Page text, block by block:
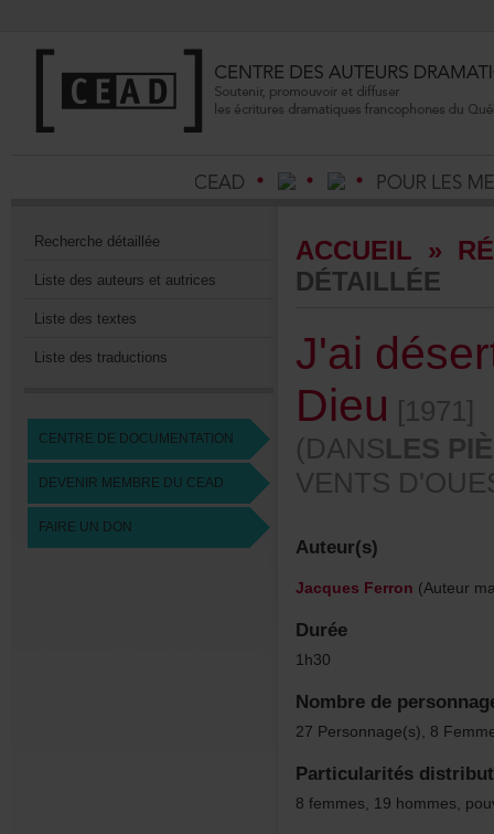
Recherchedétaillée
Listedesauteursetautrices
Listedestextes
Listedestraductions
CENTREDEDOCUMENTATION
DEVENIRMEMBREDUCEAD
FAIREUNDON
ACCUEIL »
DÉTAILLÉE
Dieu [1971]
(DANS
Auteur(s)
JacquesFerron
Durée
1h30